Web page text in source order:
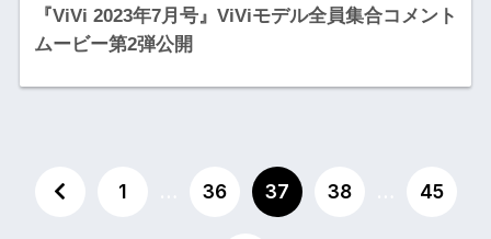
『ViVi 2023年7月号』ViViモデル全員集合コメント
ムービー第2弾公開
1 36 37 38 45